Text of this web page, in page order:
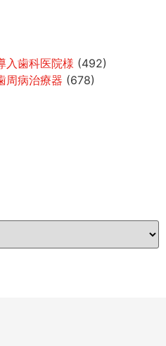
入歯科医院様 (492)
周病治療器 (678)